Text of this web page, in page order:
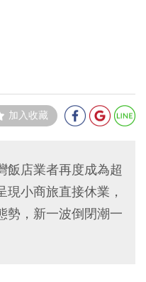
加入收藏
飯店業者再度成為超
小商旅直接休業，
勢，新一波倒閉潮一